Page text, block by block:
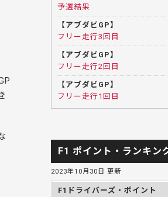
予選結果
【アブダビGP】
フリー走行3回目
【アブダビGP】
フリー走行2回目
【アブダビGP】
フリー走行1回目
F1 ポイント・ランキン
2023年10月30日 更新
F1ドライバーズ・ポイント